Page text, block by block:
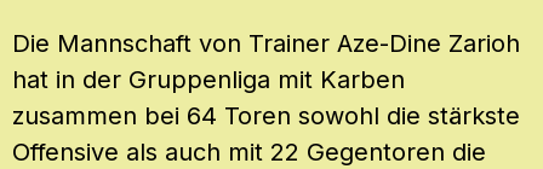
Die Mannschaft von Trainer Aze-Dine Zarioh
hat in der Gruppenliga mit Karben
zusammen bei 64 Toren sowohl die stärkste
Offensive als auch mit 22 Gegentoren die